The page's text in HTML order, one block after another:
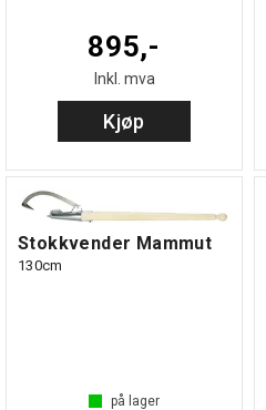
895,-
Inkl. mva
Kjøp
Stokkvender Mammut
130cm
på lager